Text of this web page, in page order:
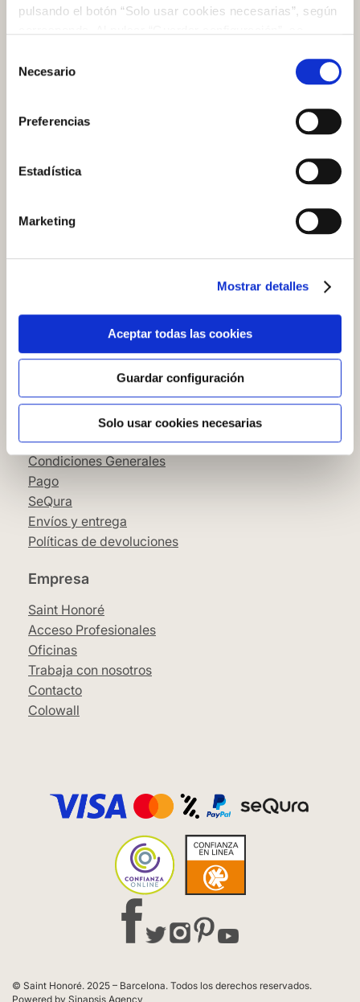
pulsando el botón “Solo usar cookies necesarias”, según
no has seleccionado ninguna opción, pulsar este botón
equivaldrá a rechazar todas las cookies. Si deseas
obtener más información consulta nuestra Política de
Cookiesaquí
Necesario
Preferencias
Estadística
Marketing
Mostrar detalles
Aceptar todas las cookies
Guardar configuración
Solo usar cookies necesarias
© Saint Honoré. 2025 – Barcelona. Todos los derechos reservados.
Powered by Sinapsis Agency
Atención al cliente
Cómo colocar papel pintado
Simbología del papel pintado
Cookies
Política de privacidad
Guía de compra
Aviso Legal
Condiciones Generales
Pago
SeQura
Envíos y entrega
Políticas de devoluciones
Empresa
Saint Honoré
Acceso Profesionales
Oficinas
Trabaja con nosotros
Contacto
Colowall